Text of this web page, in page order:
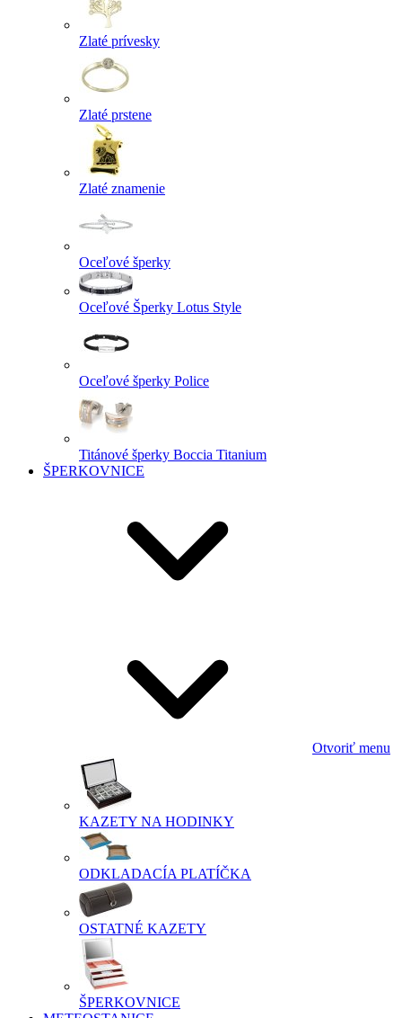
Zlaté prívesky
Zlaté prstene
Zlaté znamenie
Oceľové šperky
Oceľové Šperky Lotus Style
Oceľové šperky Police
Titánové šperky Boccia Titanium
ŠPERKOVNICE
Otvoriť menu
KAZETY NA HODINKY
ODKLADACÍA PLATÍČKA
OSTATNÉ KAZETY
ŠPERKOVNICE